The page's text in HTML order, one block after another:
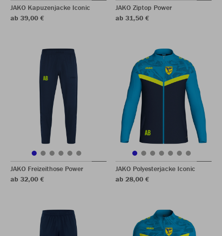
JAKO Kapuzenjacke Iconic
ab 39,00 €
JAKO Ziptop Power
ab 31,50 €
JAKO Freizeithose Power
ab 32,00 €
JAKO Polyesterjacke Iconic
ab 28,00 €